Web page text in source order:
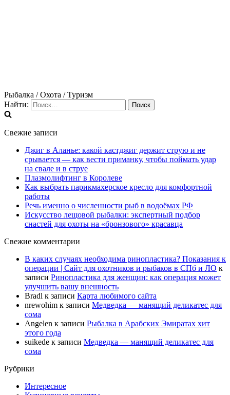
Рыбалка / Охота / Туризм
Найти:
Свежие записи
Джиг в Аланье: какой кастджиг держит струю и не
срывается — как вести приманку, чтобы поймать удар
на свале и в струе
Плазмолифтинг в Королеве
Как выбрать парикмахерское кресло для комфортной
работы
Речь именно о численности рыб в водоёмах РФ
Искусство лещовой рыбалки: экспертный подбор
снастей для охоты на «бронзового» красавца
Свежие комментарии
В каких случаях необходима ринопластика? Показания к
операции | Сайт для охотников и рыбаков в СПб и ЛО к
записи Ринопластика для женщин: как операция может
улучшить вашу внешность
Bradl к записи Карта любимого сайта
nrewohim к записи Медведка — манящий деликатес для
сома
Angelen к записи Рыбалка в Арабских Эмиратах хит
этого года
suikede к записи Медведка — манящий деликатес для
сома
Рубрики
Интересное